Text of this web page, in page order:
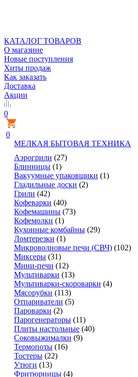
КАТАЛОГ ТОВАРОВ
О магазине
Новые поступления
Хиты продаж
Как заказать
Доставка
Акции
0
0
МЕЛКАЯ БЫТОВАЯ ТЕХНИКА
Аэрогрили (27)
Блинницы (1)
Вакуумные упаковщики (1)
Гладильные доски (2)
Грили (42)
Кофеварки (40)
Кофемашины (73)
Кофемолки (1)
Кухонные комбайны (29)
Ломтерезки (1)
Микроволновые печи (СВЧ) (102)
Миксеры (31)
Мини-печи (12)
Мультиварки (13)
Мультиварки-скороварки (4)
Мясорубки (113)
Отпариватели (5)
Пароварки (2)
Парогенераторы (11)
Плиты настольные (40)
Соковыжималки (9)
Термопоты (16)
Тостеры (22)
Утюги (13)
Фритюрницы (4)